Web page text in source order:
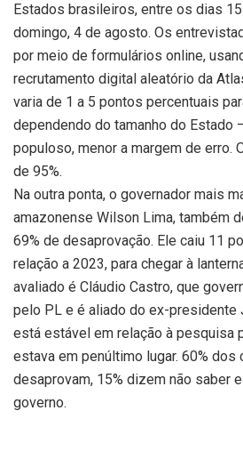
Estados brasileiros, entre os dias
domingo, 4 de agosto. Os
por meio de formulários online,
recrutamento digital aleatório da
varia de 1 a 5 pontos percentuais
dependendo do tamanho do Estado
populoso, menor a margem de erro.
de 95%.
Na outra ponta, o governador mais
amazonense Wilson Lima, também
69% de desaprovação. Ele caiu 11
relação a 2023, para chegar à
avaliado é Cláudio Castro, que
pelo PL e é aliado do ex-presidente
está estável em relação à pesquisa
estava em penúltimo lugar. 60% dos
desaprovam, 15% dizem não saber
governo.